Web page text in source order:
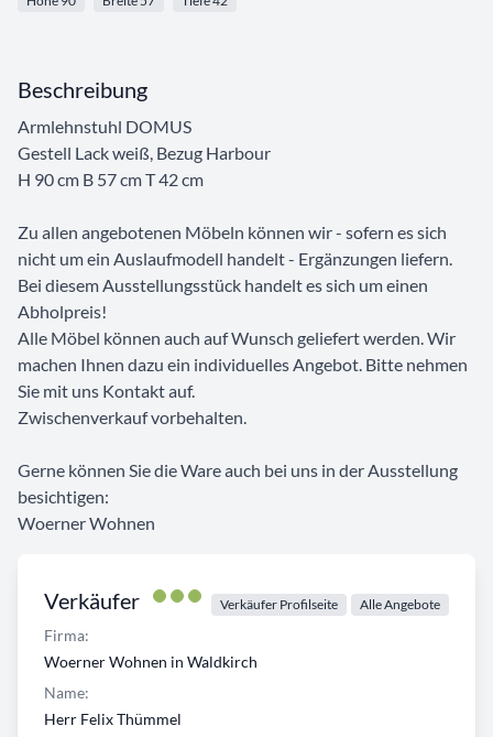
Verkäufer Verkäufer Profilseite Alle Angebote
Firma:
Woerner Wohnen in Waldkirch
Name:
Herr Felix Thümmel
Beschreibung
Armlehnstuhl DOMUS
Gestell Lack weiß, Bezug Harbour
H 90 cm B 57 cm T 42 cm
Zu allen angebotenen Möbeln können wir - sofern es sich
nicht um ein Auslaufmodell handelt - Ergänzungen liefern.
Bei diesem Ausstellungsstück handelt es sich um einen
Abholpreis!
Alle Möbel können auch auf Wunsch geliefert werden. Wir
machen Ihnen dazu ein individuelles Angebot. Bitte nehmen
Sie mit uns Kontakt auf.
Zwischenverkauf vorbehalten.
Gerne können Sie die Ware auch bei uns in der Ausstellung
besichtigen:
Woerner Wohnen